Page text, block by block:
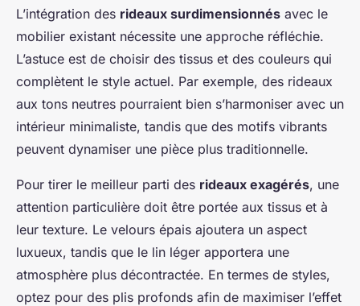
L’intégration des rideaux surdimensionnés avec le
mobilier existant nécessite une approche réfléchie.
L’astuce est de choisir des tissus et des couleurs qui
complètent le style actuel. Par exemple, des rideaux
aux tons neutres pourraient bien s’harmoniser avec un
intérieur minimaliste, tandis que des motifs vibrants
peuvent dynamiser une pièce plus traditionnelle.
Pour tirer le meilleur parti des rideaux exagérés, une
attention particulière doit être portée aux tissus et à
leur texture. Le velours épais ajoutera un aspect
luxueux, tandis que le lin léger apportera une
atmosphère plus décontractée. En termes de styles,
optez pour des plis profonds afin de maximiser l’effet